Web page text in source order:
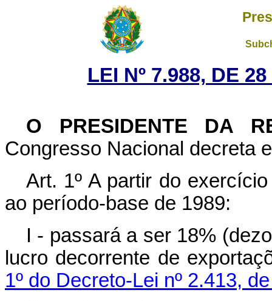
LEI Nº 7.988, DE
O PRESIDENTE DA
Congresso Nacional decreta
Art. 1º A partir do
ao período-base de 1989:
I - passará a ser 18%
lucro decorrente de
1º do Decreto-Lei nº 2.413,